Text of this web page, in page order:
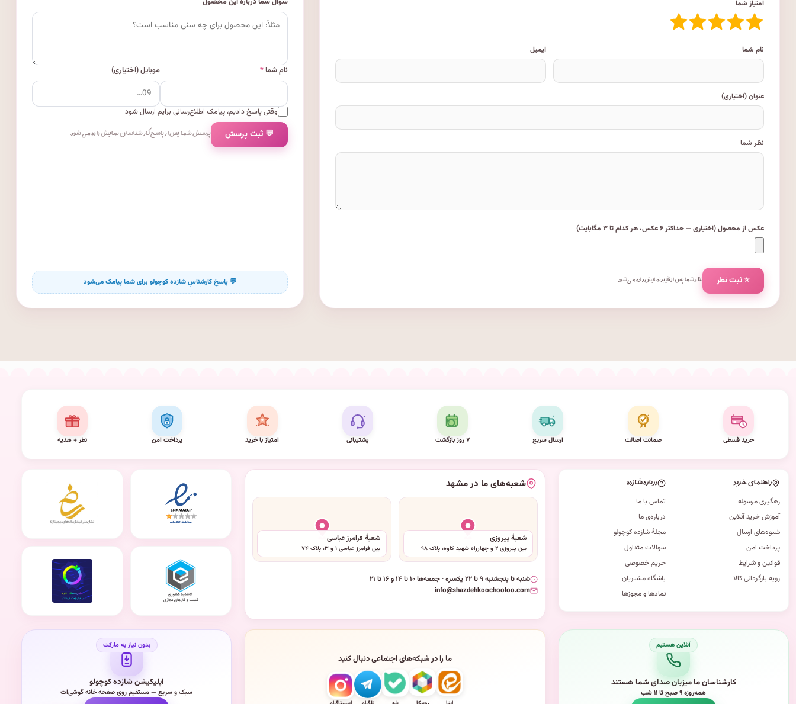
امتیاز شما
نام شما ایمیل
عنوان (اختیاری)
نظر شما
عکس از محصول (اختیاری — حداکثر ۶ عکس، هر کدام تا ۳ مگابایت)
⭐ ثبت نظر نظر شما پس از تأیید نمایش داده می‌شود.
نام شما* موبایل (اختیاری)
وقتی پاسخ دادیم، پیامک اطلاع‌رسانی برایم ارسال شود
💬 ثبت پرسش پرسش شما پس از پاسخ کارشناسان نمایش داده می‌شود.
خرید قسطی ضمانت اصالت ارسال سریع ۷ روز بازگشت پشتیبانی امتیاز با خرید پرداخت امن نظر + هدیه
کارشناسان ما میزبان صدای شما هستند
همه‌روزه ۹ صبح تا ۱۱ شب
اپلیکیشن شازده کوچولو
سبک و سریع — مستقیم روی صفحه خانه گوشی‌ات
راهنمای خرید
رهگیری مرسوله
آموزش خرید آنلاین
شیوه‌های ارسال
پرداخت امن
قوانین و شرایط
رویه بازگردانی کالا
درباره شازده
تماس با ما
درباره‌ی ما
مجلهٔ شازده کوچولو
سوالات متداول
حریم خصوصی
باشگاه مشتریان
نمادها و مجوزها
شعبه‌های ما در مشهد
شعبهٔ پیروزی
بین پیروزی ۲ و چهارراه شهید کاوه، پلاک ۹۸
شعبهٔ فرامرز عباسی
بین فرامرز عباسی ۱ و ۳، پلاک ۷۴
شنبه تا پنجشنبه ۹ تا ۲۲ یکسره · جمعه‌ها ۱۰ تا ۱۴ و ۱۶ تا ۲۱
info@shazdehkoochooloo.com
ما را در شبکه‌های اجتماعی دنبال کنید